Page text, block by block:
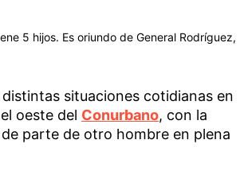
5 hijos. Es oriundo de General Rodríguez,
situaciones cotidianas en
oeste del Conurbano, con la
parte de otro hombre en plena